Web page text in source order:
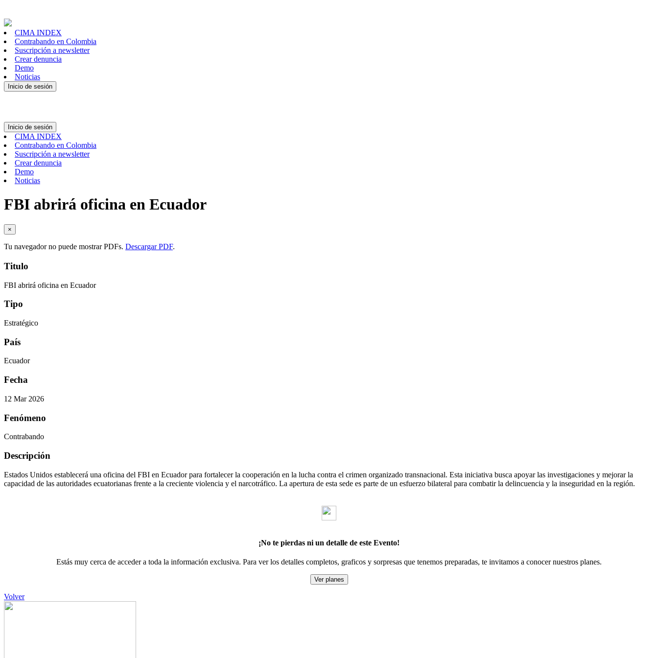
CIMA INDEX
Contrabando en Colombia
Suscripción a newsletter
Crear denuncia
Demo
Noticias
Inicio de sesión
Inicio de sesión
CIMA INDEX
Contrabando en Colombia
Suscripción a newsletter
Crear denuncia
Demo
Noticias
FBI abrirá oficina en Ecuador
×
Tu navegador no puede mostrar PDFs. Descargar PDF.
Titulo
FBI abrirá oficina en Ecuador
Tipo
Estratégico
País
Ecuador
Fecha
12 Mar 2026
Fenómeno
Contrabando
Descripción
Estados Unidos establecerá una oficina del FBI en Ecuador para fortalecer la cooperación en la lucha contra el crimen organizado transnacional. Esta iniciativa busca apoyar las investigaciones y mejorar la
capacidad de las autoridades ecuatorianas frente a la creciente violencia y el narcotráfico. La apertura de esta sede es parte de un esfuerzo bilateral para combatir la delincuencia y la inseguridad en la región.
¡No te pierdas ni un detalle de este Evento!
Estás muy cerca de acceder a toda la información exclusiva. Para ver los detalles completos, graficos y sorpresas que tenemos preparadas, te invitamos a conocer nuestros planes.
Ver planes
Volver